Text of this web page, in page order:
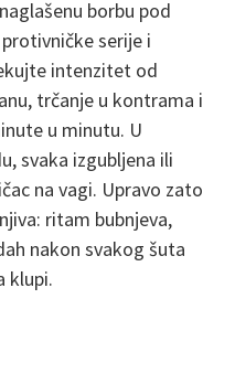
borbu pod
serije i
intenzitet od
trčanje u kontrama i
u minutu. U
svaka izgubljena ili
na vagi. Upravo zato
ritam bubnjeva,
nakon svakog šuta
klupi.